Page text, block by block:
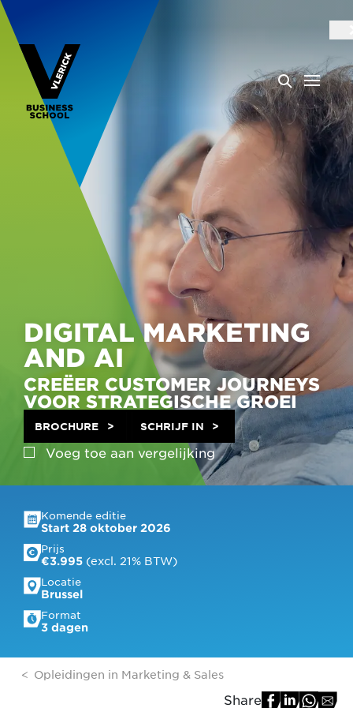
DIGITAL MARKETING
AND AI
CREËER CUSTOMER JOURNEYS
VOOR STRATEGISCHE GROEI
Voeg toe aan vergelijking
BROCHURE SCHRIJF IN
Komende editie
Start 28 oktober 2026
Prijs
€3.995 (excl. 21% BTW)
Locatie
Brussel
Format
3 dagen
Opleidingen in Marketing & Sales
Share